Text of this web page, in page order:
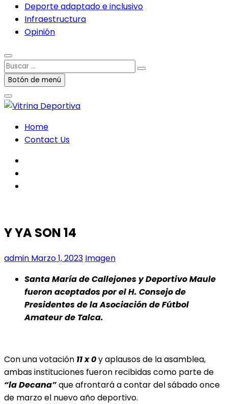
Deporte adaptado e inclusivo
Infraestructura
Opinión
Buscar
…Botón de menú
Home
Contact Us
Y YA SON 14
admin Marzo 1, 2023 Imagen
Santa María de Callejones y Deportivo Maule
fueron aceptados por el H. Consejo de
Presidentes de la Asociación de Fútbol
Amateur de Talca.
Con una votación 11 x 0y aplausos de la asamblea,
ambas instituciones fueron recibidas como parte de
“la Decana”que afrontará a contar del sábado once
de marzo el nuevo año deportivo.